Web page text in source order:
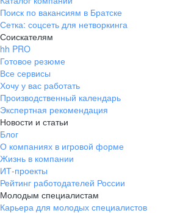
Поиск по вакансиям в Братске
Сетка: соцсеть для нетворкинга
Соискателям
hh PRO
Готовое резюме
Все сервисы
Хочу у вас работать
Производственный календарь
Экспертная рекомендация
Новости и статьи
Блог
О компаниях в игровой форме
Жизнь в компании
ИТ-проекты
Рейтинг работодателей России
Молодым специалистам
Карьера для молодых специалистов